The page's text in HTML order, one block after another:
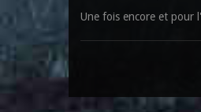
Une fois encore et pour